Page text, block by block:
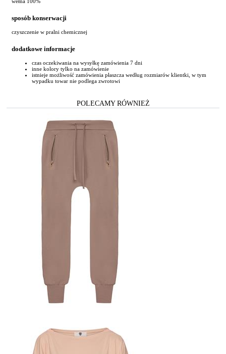
sposób konserwacji
czyszczenie w pralni chemicznej
dodatkowe informacje
czas oczekiwania na wysyłkę zamówienia 7 dni
inne kolory tylko na zamówienie
istnieje możliwość zamówienia płaszcza według rozmiarów klientki, w tym
wypadku towar nie podlega zwrotowi
POLECAMY RÓWNIEŻ